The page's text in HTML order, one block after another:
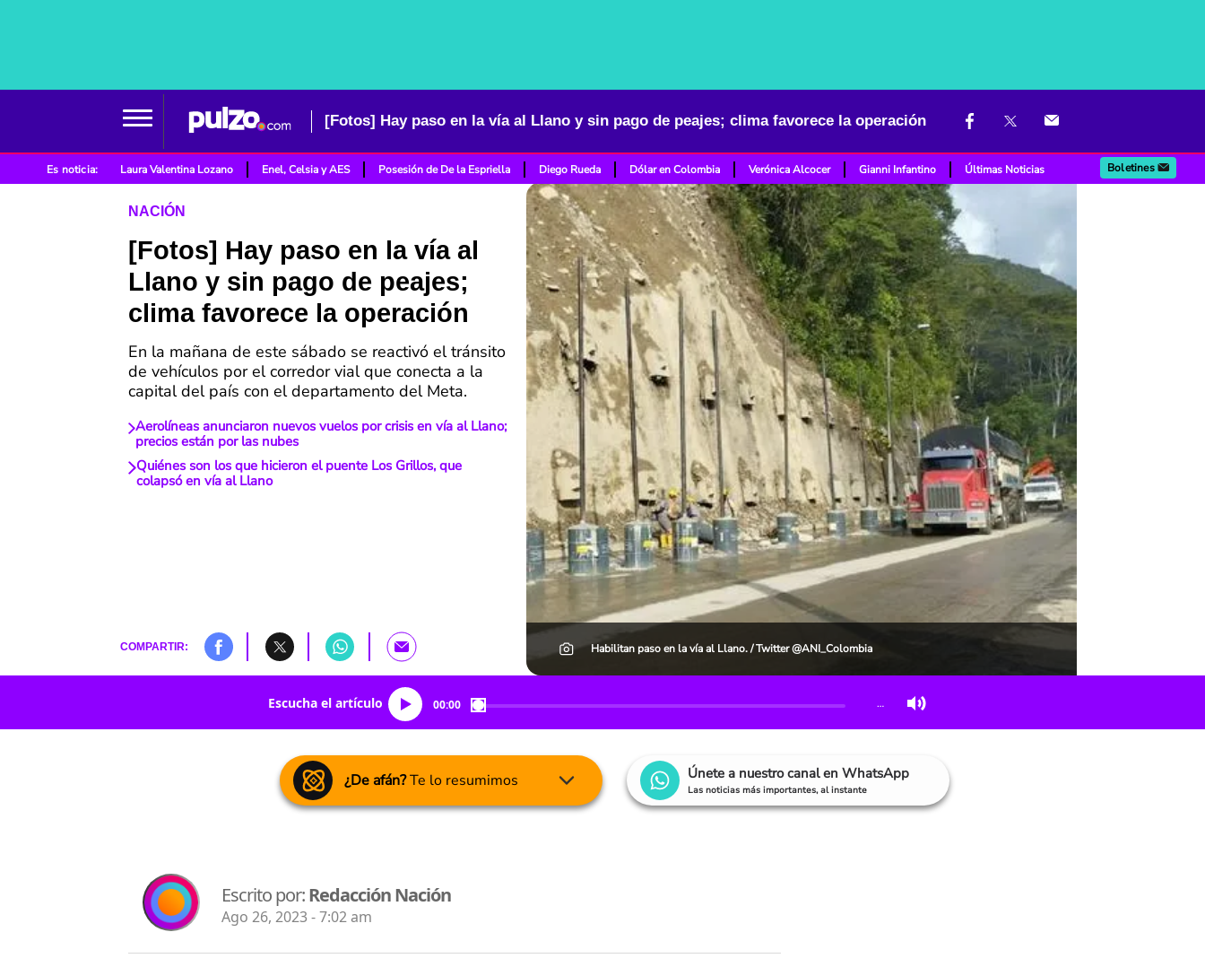
[Fotos] Hay paso en la vía al Llano y sin pago de peajes; clima favorece la operación
Es noticia: Laura Valentina Lozano Enel, Celsia y AES Posesión de De la Espriella Diego Rueda Dólar en Colombia Verónica Alcocer Gianni Infantino Últimas Noticias Boletines
NACIÓN
[Fotos] Hay paso en la vía al
Llano y sin pago de peajes;
clima favorece la operación
En la mañana de este sábado se reactivó el tránsito
de vehículos por el corredor vial que conecta a la
capital del país con el departamento del Meta.
Aerolíneas anunciaron nuevos vuelos por crisis en vía al Llano;
precios están por las nubes
Quiénes son los que hicieron el puente Los Grillos, que
colapsó en vía al Llano
COMPARTIR: Habilitan paso en la vía al Llano. / Twitter @ANI_Colombia
Escucha el artículo 00:00 …
¿De afán?Te lo resumimos Únete a nuestro canal en WhatsApp
Las noticias más importantes, al instante
Escrito por:Redacción Nación
Ago 26, 2023 - 7:02 am